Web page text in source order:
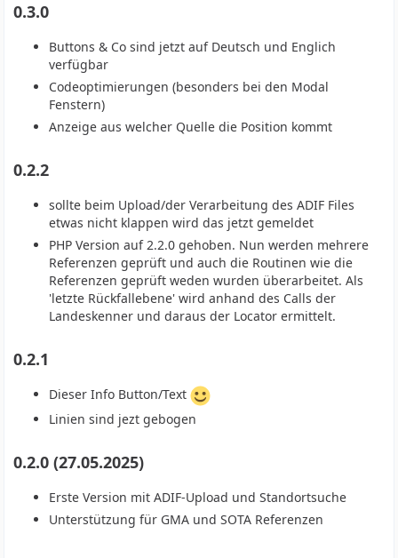
0.3.0
Buttons & Co sind jetzt auf Deutsch und Englich
verfügbar
Codeoptimierungen (besonders bei den Modal
Fenstern)
Anzeige aus welcher Quelle die Position kommt
0.2.2
sollte beim Upload/der Verarbeitung des ADIF Files
etwas nicht klappen wird das jetzt gemeldet
PHP Version auf 2.2.0 gehoben. Nun werden mehrere
Referenzen geprüft und auch die Routinen wie die
Referenzen geprüft weden wurden überarbeitet. Als
'letzte Rückfallebene' wird anhand des Calls der
Landeskenner und daraus der Locator ermittelt.
0.2.1
Dieser Info Button/Text
Linien sind jezt gebogen
0.2.0 (27.05.2025)
Erste Version mit ADIF-Upload und Standortsuche
Unterstützung für GMA und SOTA Referenzen